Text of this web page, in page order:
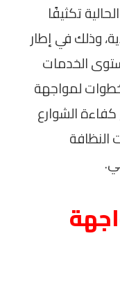
تكثيفًا
وذلك في إطار
الخدمات
لمواجهة
الشوارع
النظافة